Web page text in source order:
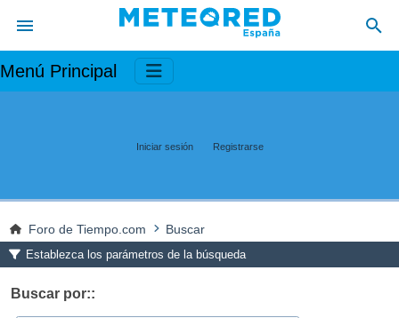
Menú Principal
Iniciar sesión Registrarse
Foro de Tiempo.com Buscar
Establezca los parámetros de la búsqueda
Buscar por::